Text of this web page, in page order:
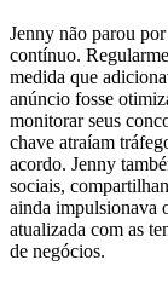
Jenny não parou
contínuo.
medida que
anúncio fosse
monitorar seus
chave atraíam
acordo. Jenny
sociais,
ainda impulsionava
atualizada com as
de negócios.